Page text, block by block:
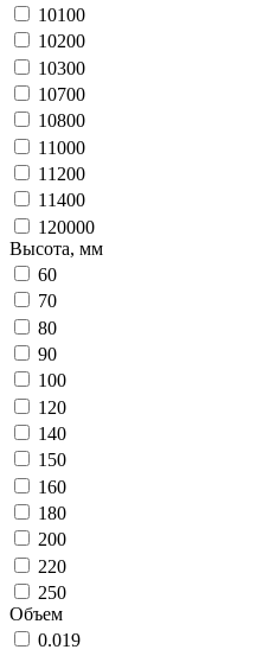
10100
10200
10300
10700
10800
11000
11200
11400
120000
Высота, мм
60
70
80
90
100
120
140
150
160
180
200
220
250
Объем
0.019